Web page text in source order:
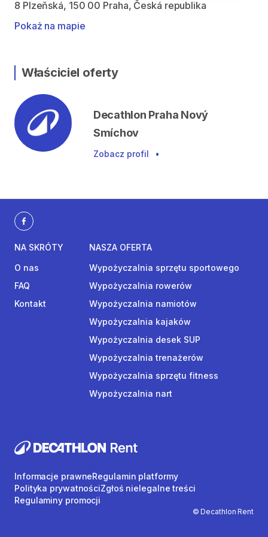
8 Plzeňská, 150 00 Praha, Česká republika
Pokaż na mapie
Właściciel oferty
Decathlon Praha Nový
Smíchov
Zobacz profil •
NA SKRÓTY
O nas
FAQ
Kontakt
NASZA OFERTA
Wypożyczalnia sprzętu sportowego
Wypożyczalnia rowerów
Wypożyczalnia namiotów
Wypożyczalnia kajaków
Wypożyczalnia desek SUP
Wypożyczalnia trenażerów
Wypożyczalnia sprzętu fitness
Wypożyczalnia nart
© Decathlon Rent
Informacje prawneRegulamin platformy
Polityka prywatnościZgłoś nielegalne treści
Regulaminy promocji